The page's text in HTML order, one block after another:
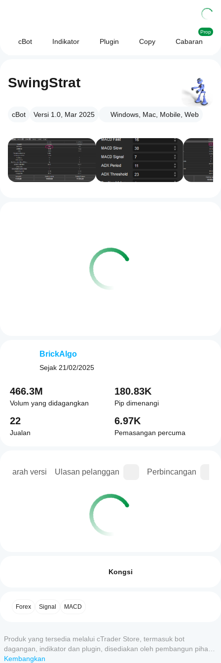
cBot Indikator Plugin Copy Cabaran
Prop
SwingStrat
cBot Versi 1.0, Mar 2025 Windows, Mac, Mobile, Web
Sejarah versi Ulasan pelanggan Perbincangan
Ulasan pelanggan
Belum
ada
pemasangan,
mulakantika
cBot.
cTrader
menyokong
cBot?
Semua
Kongsi
Forex Signal MACD
Produk yang tersedia melalui cTrader Store, termasuk bot
dagangan, indikator dan plugin, disediakan oleh pembangun pihak
ketiga dan diberikan akses untuk tujuan maklumat dan teknikal
Kembangkan
BrickAlgo
Sejak 21/02/2025
466.3M
Volum yang didagangkan
180.83K
Pip dimenangi
22
Jualan
6.97K
Pemasangan percuma